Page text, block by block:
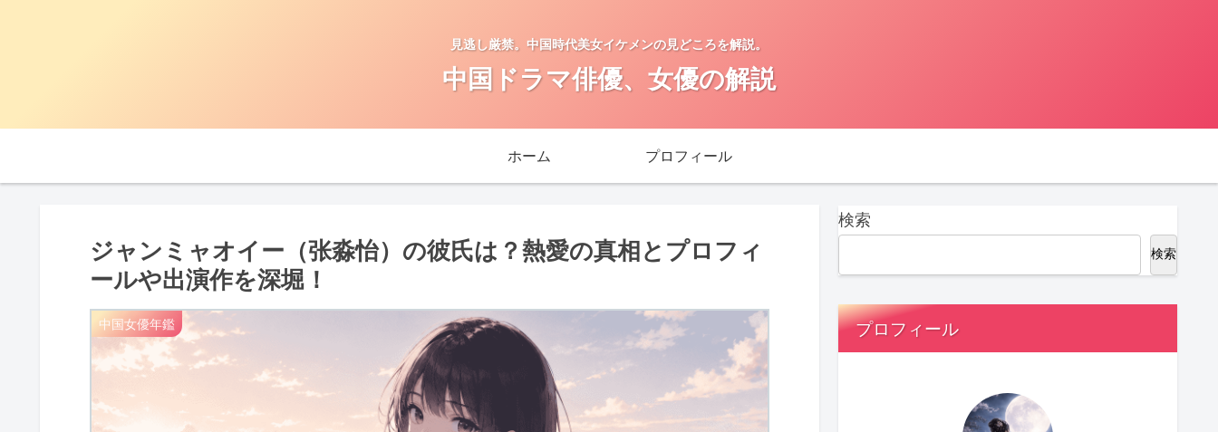
見逃し厳禁。中国時代美女イケメンの見どころを解説。
中国ドラマ俳優、女優の解説
ホーム プロフィール
ジャンミャオイー（张淼怡）の彼氏は？熱愛の真相とプロフィ
ールや出演作を深堀！
中国女優年鑑
検索
検索
プロフィール